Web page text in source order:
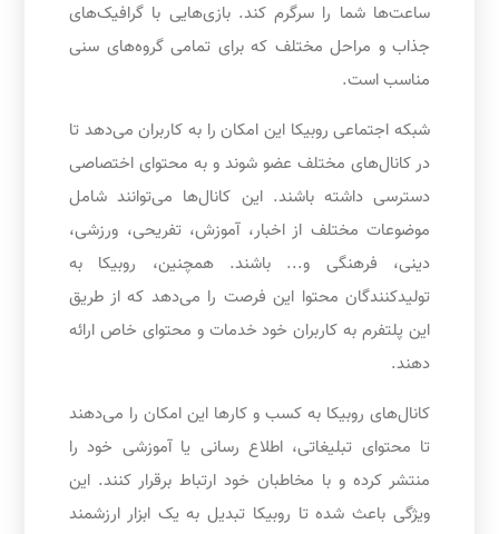
ساعت‌ها شما را سرگرم کند. بازی‌هایی با گرافیک‌های
جذاب و مراحل مختلف که برای تمامی گروه‌های سنی
مناسب است.
شبکه اجتماعی روبیکا این امکان را به کاربران می‌دهد تا
در کانال‌های مختلف عضو شوند و به محتوای اختصاصی
دسترسی داشته باشند. این کانال‌ها می‌توانند شامل
موضوعات مختلف از اخبار، آموزش، تفریحی، ورزشی،
دینی، فرهنگی و... باشند. همچنین، روبیکا به
تولیدکنندگان محتوا این فرصت را می‌دهد که از طریق
این پلتفرم به کاربران خود خدمات و محتوای خاص ارائه
دهند.
کانال‌های روبیکا به کسب و کارها این امکان را می‌دهند
تا محتوای تبلیغاتی، اطلاع رسانی یا آموزشی خود را
منتشر کرده و با مخاطبان خود ارتباط برقرار کنند. این
ویژگی باعث شده تا روبیکا تبدیل به یک ابزار ارزشمند